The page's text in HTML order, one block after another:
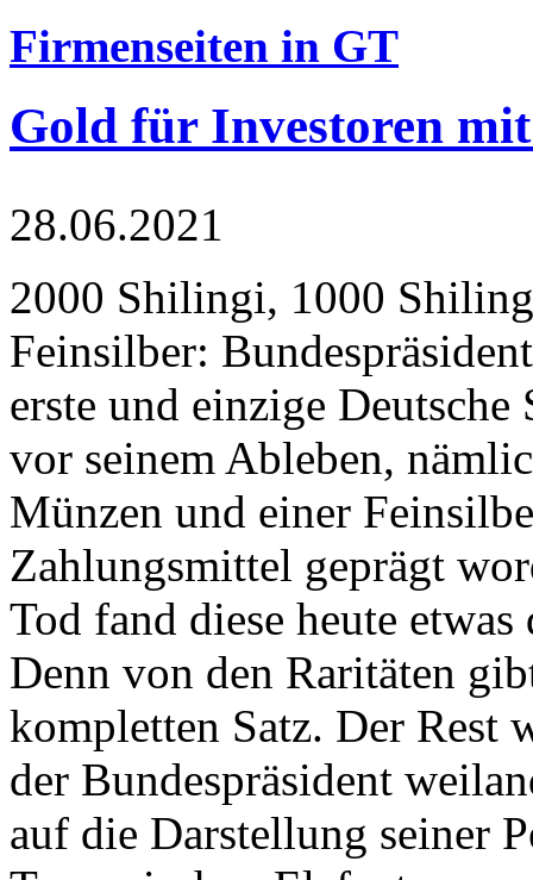
Firmenseiten in GT
Gold für Investoren
28.06.2021
2000 Shilingi, 1000
Feinsilber:
erste und einzige Deutsche
vor seinem Ableben,
Münzen und einer
Zahlungsmittel geprägt
Tod fand diese heute
Denn von den Raritäten
kompletten Satz. Der Rest
der Bundespräsident
auf die Darstellung seiner